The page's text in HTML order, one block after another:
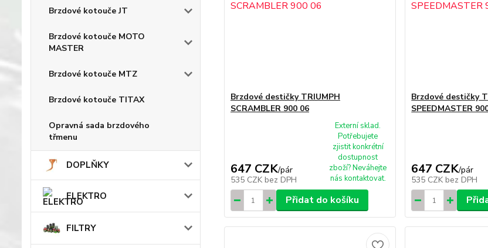
Brzdové kotouče JT
Brzdové kotouče MOTO
MASTER
Brzdové kotouče MTZ
Brzdové kotouče TITAX
Opravná sada brzdového
třmenu
DOPLŇKY
ELEKTRO
FILTRY
Brzdové destičky TRIUMPH
SCRAMBLER 900 06
647 CZK/pár
535 CZK bez DPH
Externí sklad.
Potřebujete
zjistit konkrétní
dostupnost
zboží? Neváhejte
nás kontaktovat.
Přidat do košíku
Brzdové destičky
SPEEDMASTER
647 CZK/pár
535 CZK bez DPH